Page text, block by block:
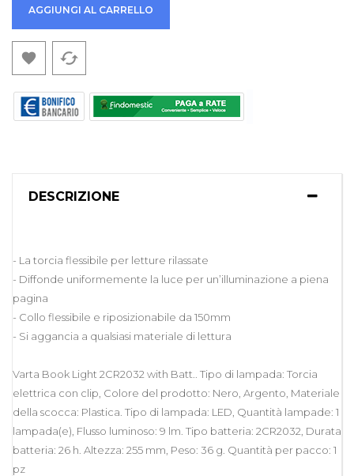
AGGIUNGI AL CARRELLO
 cached
DESCRIZIONE
- La torcia flessibile per letture rilassate
- Diffonde uniformemente la luce per un’illuminazione a piena
pagina
- Collo flessibile e riposizionabile da 150mm
- Si aggancia a qualsiasi materiale di lettura
Varta Book Light 2CR2032 with Batt.. Tipo di lampada: Torcia
elettrica con clip, Colore del prodotto: Nero, Argento, Materiale
della scocca: Plastica. Tipo di lampada: LED, Quantità lampade: 1
lampada(e), Flusso luminoso: 9 lm. Tipo batteria: 2CR2032, Durata
batteria: 26 h. Altezza: 255 mm, Peso: 36 g. Quantità per pacco: 1
pz